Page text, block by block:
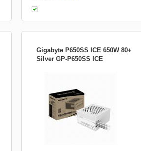
Gigabyte P650SS ICE 650W 80+
Silver GP-P650SS ICE